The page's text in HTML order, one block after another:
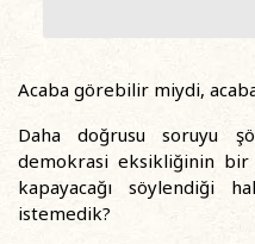
Acaba görebilir miydi,
Daha doğrusu soruyu
demokrasi eksikliğinin bir
kapayacağı söylendiği
istemedik?